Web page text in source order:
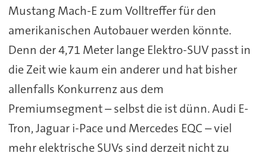
Mustang Mach-E zum Volltreffer für den
amerikanischen Autobauer werden könnte.
Denn der 4,71 Meter lange Elektro-SUV passt in
die Zeit wie kaum ein anderer und hat bisher
allenfalls Konkurrenz aus dem
Premiumsegment – selbst die ist dünn. Audi E-
Tron, Jaguar i-Pace und Mercedes EQC – viel
mehr elektrische SUVs sind derzeit nicht zu